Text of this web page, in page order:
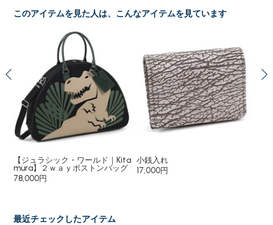
このアイテムを見た人は、こんなアイテムを見ています
【ジュラシック・ワールド｜Kita
mura】２ｗａｙボストンバッグ
78,000円
小銭入れ
17,000円
最近チェックしたアイテム